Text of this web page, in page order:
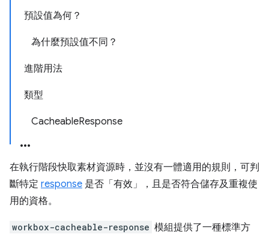
預設值為何？
為什麼預設值不同？
進階用法
類型
CacheableResponse
在執行階段快取素材資源時，並沒有一體適用的規則，可判
斷特定 response 是否「有效」，且是否符合儲存及重複使
用的資格。
workbox-cacheable-response 模組提供了一種標準方